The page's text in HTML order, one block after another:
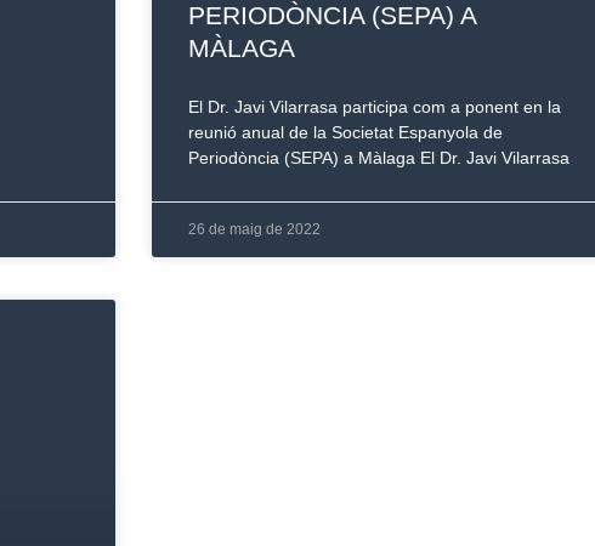
PERIODÒNCIA (SEPA) A
MÀLAGA
El Dr. Javi Vilarrasa participa com a ponent en la
reunió anual de la Societat Espanyola de
Periodòncia (SEPA) a Màlaga El Dr. Javi Vilarrasa
26 de maig de 2022